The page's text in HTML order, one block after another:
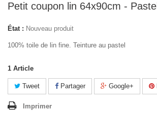
Petit coupon lin 64x90cm - Pastel
État : Nouveau produit
100% toile de lin fine. Teinture au pastel
1 Article
Tweet Partager Google+
Imprimer